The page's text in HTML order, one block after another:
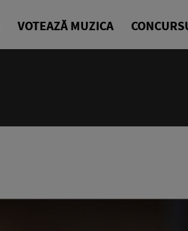
VOTEAZĂ MUZICA